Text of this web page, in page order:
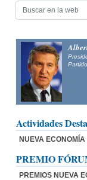
Actividades
NUEVA ECONOMÍA
PREMIO
PREMIOS NUEVA